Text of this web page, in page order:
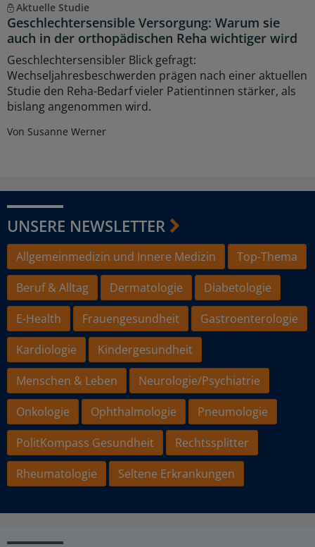
Aktuelle Studie
Geschlechtersensible Versorgung: Warum sie
auch in der orthopädischen Reha wichtiger wird
Geschlechtersensibler Blick gefragt:
Wechseljahresbeschwerden prägen nach einer aktuellen
Studie den Reha-Bedarf vieler Patientinnen stärker, als
bislang angenommen wird.
Von Susanne Werner
UNSERE NEWSLETTER
Allgemeinmedizin und Innere Medizin
Top-Thema
Beruf & Alltag
Dermatologie
Diabetologie
E-Health
Frauengesundheit
Gastroenterologie
Kardiologie
Kindergesundheit
Menschen & Leben
Neurologie/Psychiatrie
Onkologie
Ophthalmologie
Pneumologie
PolitKompass Gesundheit
Rechtssplitter
Rheumatologie
Seltene Erkrankungen